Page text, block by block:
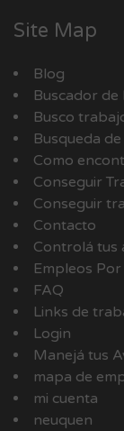
Site Map
Blog
Buscador de
Busco
Busqueda
Como
Conseguir
Conseguir
Contacto
Controlá tus
Empleos
FAQ
Links de
Login
Manejá tus
mapa de
mi cuenta
neuquen